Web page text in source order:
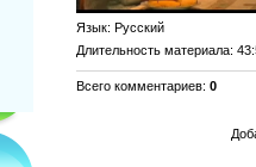
Язык: Русский
Длительность материала:
Всего комментариев: 0